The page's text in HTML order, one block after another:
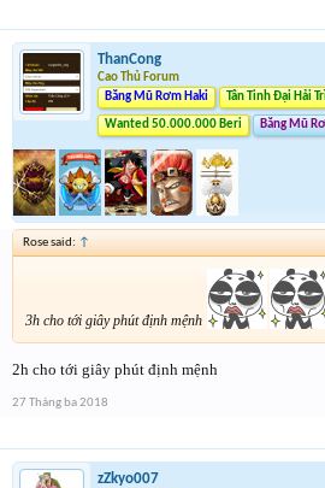
ThanCong
Cao Thủ Forum
Băng Mũ Rơm Haki
Tân Tinh Đại Hải
Wanted 50.000.000 Beri Băng Mũ
Rose said: ↑
3h cho tới giây phút định mệnh
2h cho tới giây phút định mệnh
27 Tháng ba 2018
zZkyo007